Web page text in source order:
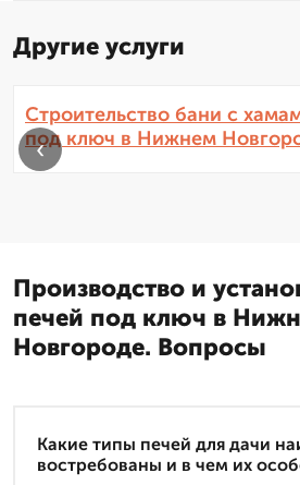
Другие услуги
Строительство бани с
под ключ в Нижнем
‹
Производство и
печей под ключ в
Новгороде. Вопросы
Какие типы печей для дачи
востребованы и в чем их